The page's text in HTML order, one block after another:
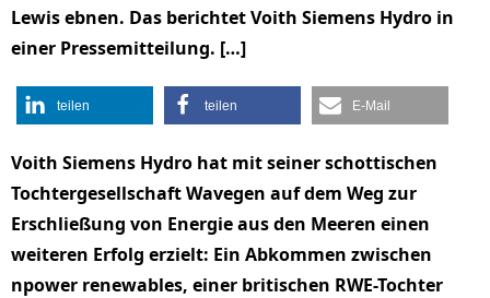
Lewis ebnen. Das berichtet Voith Siemens Hydro in
einer Pressemitteilung. […]
teilen teilen E-Mail
Voith Siemens Hydro hat mit seiner schottischen
Tochtergesellschaft Wavegen auf dem Weg zur
Erschließung von Energie aus den Meeren einen
weiteren Erfolg erzielt: Ein Abkommen zwischen
npower renewables, einer britischen RWE-Tochter